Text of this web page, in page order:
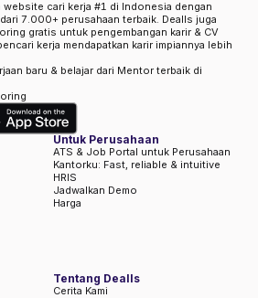
website cari kerja #1 di Indonesia dengan
7.000+ perusahaan terbaik. Dealls juga
gratis untuk pengembangan karir & CV
kerja mendapatkan karir impiannya lebih
baru & belajar dari Mentor terbaik di
Untuk Perusahaan
ATS & Job Portal untuk Perusahaan
Kantorku: Fast, reliable & intuitive
HRIS
Jadwalkan Demo
Harga
Tentang Dealls
Cerita Kami